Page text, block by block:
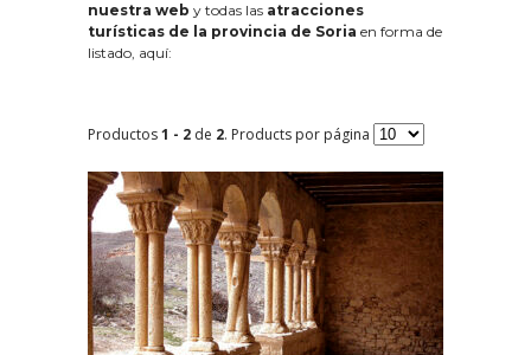
nuestra web y todas las atracciones
turísticas de la provincia de Soria en forma de
listado, aquí:
Productos1 - 2 de 2. Products por página